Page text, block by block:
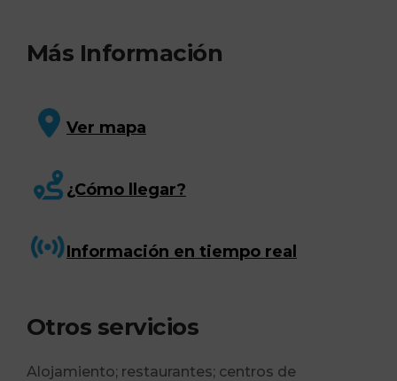
Más Información
Ver mapa
¿Cómo llegar?
Información en tiempo real
Otros servicios
Alojamiento; restaurantes; centros de